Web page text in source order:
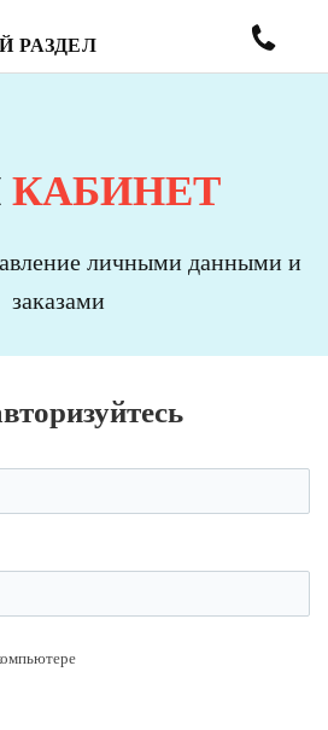
РАЗДЕЛ
КАБИНЕТ
личными данными и
заказами